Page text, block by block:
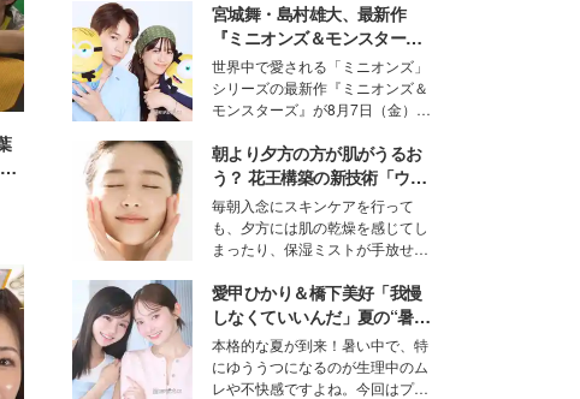
ションの完成度を高めるベースと
して、“髪そのものの美しさ”に改
めて注目する人が増えている様
子。今回は、そんな憧れの艶やか
な髪を日常で叶える、美容好きの
女性たちのヘアケア事情を紹介し
ます。
宮城舞・島村雄大、最新作
『ミニオンズ＆モンスター
ズ』の魅力熱弁 ハチャメチャ
だけじゃない“友情と絆”に感
動
世界中で愛される「ミニオンズ」
シリーズの最新作『ミニオンズ＆
モンスターズ』が8月7日（金）に
ニオン好き”という共通点を持つモ
デルの宮城舞と島村雄大の特別対
談をお届け！それぞれの視点か
ら、今作ならではの魅力や予想外
の感動をもたらす奥深いストーリ
ーについて熱く語り合ってもらっ
た。
朝より夕方の方が肌がうるお
う？ 花王構築の新技術「ウォ
ーターキャプチャリングスキ
ン（捕水肌）」がスキンケア
の常識を変える予感
毎朝入念にスキンケアを行って
も、夕方には肌の乾燥を感じてし
まったり、保湿ミストが手放せな
な美容の常識を大きく変える可能
性を秘めた、革新的な「Water
Capturing Skin（ウォーターキャ
プチャリングスキン：捕水肌）」
技術を、花王が構築した。
愛甲ひかり＆橋下美好「我慢
しなくていいんだ」夏の“暑さ
対策”の新しい選択肢とは？
本格的な夏が到来！暑い中で、特
にゆううつになるのが生理中のム
レや不快感ですよね。今回はプラ